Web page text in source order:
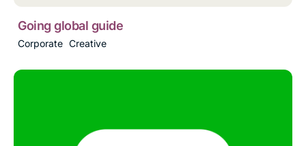
Going global guide
Corporate Creative